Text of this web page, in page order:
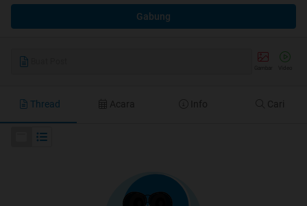
Gabung
Thread Acara Info Cari